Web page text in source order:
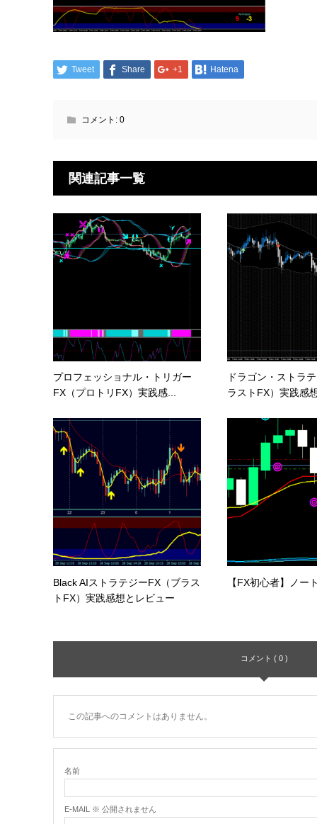
Tweet Share +1 Hatena
コメント: 0
関連記事一覧
プロフェッショナル・トリガー
FX（プロトリFX）実践感...
ドラゴン・ストラ
ラストFX）実践感
Black AIストラテジーFX（ブラス
トFX）実践感想とレビュー
【FX初心者】ノー
コメント ( 0 )
この記事へのコメントはありません。
名前
E-MAIL ※ 公開されません